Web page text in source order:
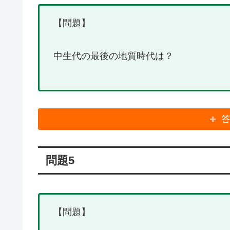
【問題】
中生代の最後の地質時代は？
問題5
【問題】